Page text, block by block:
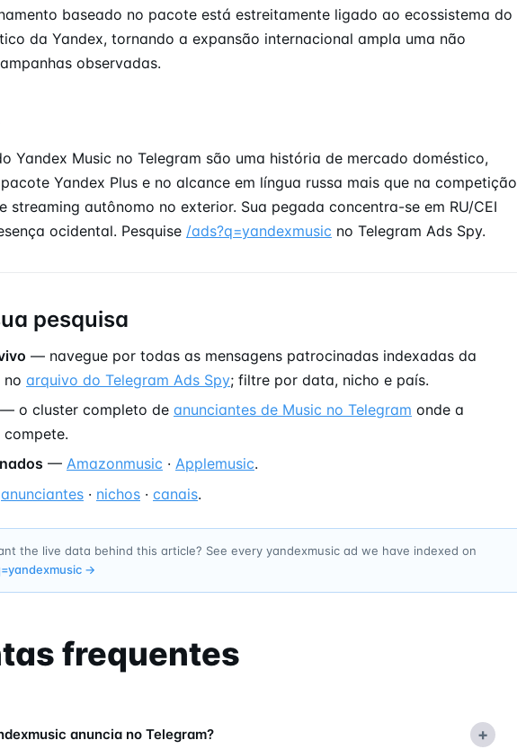
baseado no pacote está estreitamente ligado ao ecossistema do
da Yandex, tornando a expansão internacional ampla uma não
observadas.
Yandex Music no Telegram são uma história de mercado doméstico,
Yandex Plus e no alcance em língua russa mais que na competição
streaming autônomo no exterior. Sua pegada concentra-se em RU/CEI
ocidental. Pesquise /ads?q=yandexmusic no Telegram Ads Spy.
pesquisa
— navegue por todas as mensagens patrocinadas indexadas da
no arquivo do Telegram Ads Spy; filtre por data, nicho e país.
— o cluster completo de anunciantes de Music no Telegram onde a
compete.
— Amazonmusic · Applemusic.
anunciantes · nichos · canais.
the live data behind this article? See every yandexmusic ad we have indexed on
yandexmusic →
frequentes
anuncia no Telegram? +